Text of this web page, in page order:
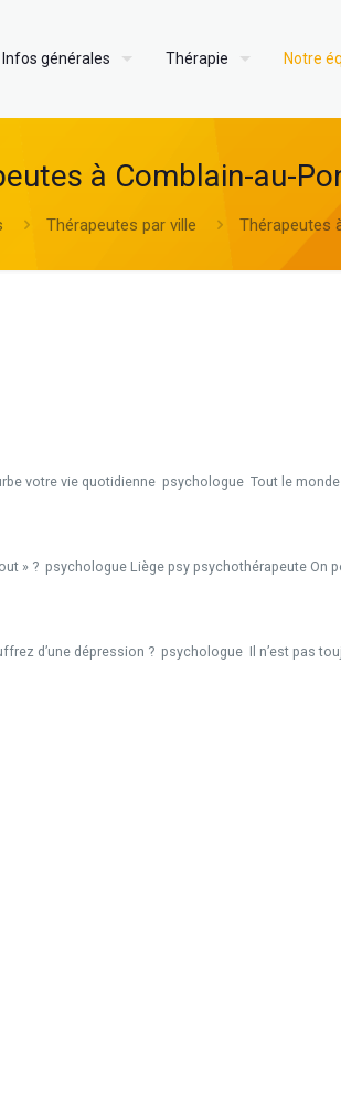
Infos générales Thérapie Notre
à Comblain-au-
Thérapeutes par ville Thérapeutes
votre vie quotidienne psychologue Tout le
» ? psychologue Liège psy psychothérapeute On
d’une dépression ? psychologue Il n’est pas